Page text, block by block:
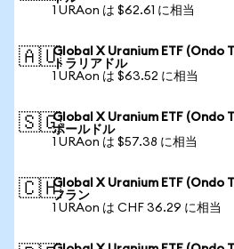
1 URAon は $62.61 に相当
🇦🇺Global X Uranium ETF (Ondo
トラリアドル
1 URAon は $63.52 に相当
🇸🇬Global X Uranium ETF (Ondo
ポールドル
1 URAon は $57.38 に相当
🇨🇭Global X Uranium ETF (Ondo
フラン
1 URAon は CHF 36.29 に相当